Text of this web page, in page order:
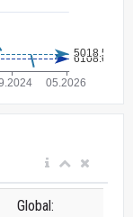
Global: